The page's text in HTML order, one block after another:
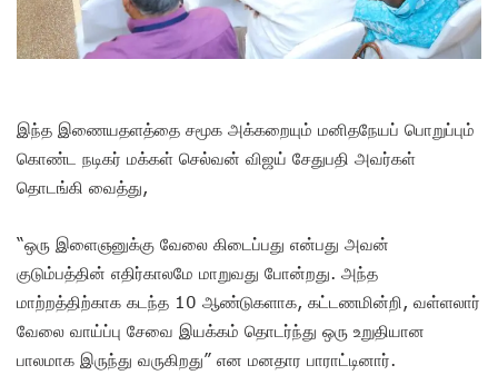
இந்த இணையதளத்தை சமூக அக்கறையும் மனிதநேயப் பொறுப்பும்
கொண்ட நடிகர் மக்கள் செல்வன் விஜய் சேதுபதி அவர்கள்
தொடங்கி வைத்து,
“ஒரு இளைஞனுக்கு வேலை கிடைப்பது என்பது அவன்
குடும்பத்தின் எதிர்காலமே மாறுவது போன்றது. அந்த
மாற்றத்திற்காக கடந்த 10 ஆண்டுகளாக, கட்டணமின்றி, வள்ளலார்
வேலை வாய்ப்பு சேவை இயக்கம் தொடர்ந்து ஒரு உறுதியான
பாலமாக இருந்து வருகிறது” என மனதார பாராட்டினார்.